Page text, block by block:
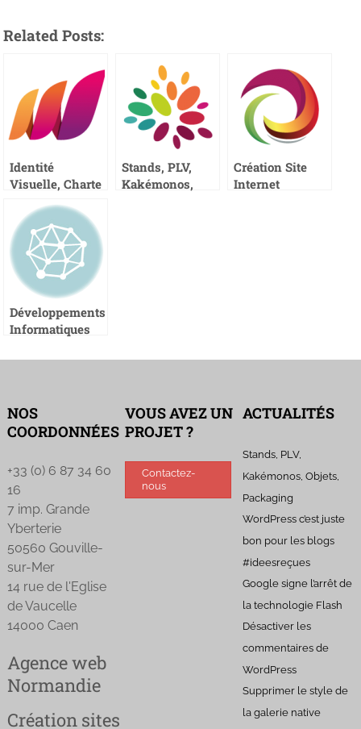
Related Posts:
Identité
Visuelle, Charte
Graphique,
Logotype
Stands, PLV,
Kakémonos,
Création Site
Internet
Développements
Informatiques
NOS
COORDONNÉES
+33 (0) 6 87 34 60
16
7 imp. Grande
Yberterie
50560 Gouville-
sur-Mer
14 rue de l'Eglise
de Vaucelle
14000 Caen
Agence web
Normandie
Création sites
VOUS AVEZ UN
PROJET ?
Contactez-
nous
ACTUALITÉS
Stands, PLV,
Kakémonos, Objets,
Packaging
WordPress c’est juste
bon pour les blogs
#ideesreçues
Google signe l’arrêt de
la technologie Flash
Désactiver les
commentaires de
WordPress
Supprimer le style de
la galerie native